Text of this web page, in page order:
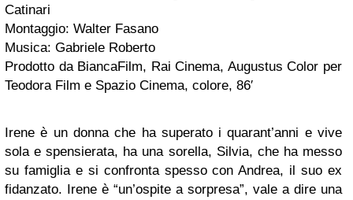
Catinari
Montaggio: Walter Fasano
Musica: Gabriele Roberto
Prodotto da BiancaFilm, Rai Cinema, Augustus Color per
Teodora Film e Spazio Cinema, colore, 86′
Irene è un donna che ha superato i quarant’anni e vive
sola e spensierata, ha una sorella, Silvia, che ha messo
su famiglia e si confronta spesso con Andrea, il suo ex
fidanzato. Irene è “un’ospite a sorpresa”, vale a dire una